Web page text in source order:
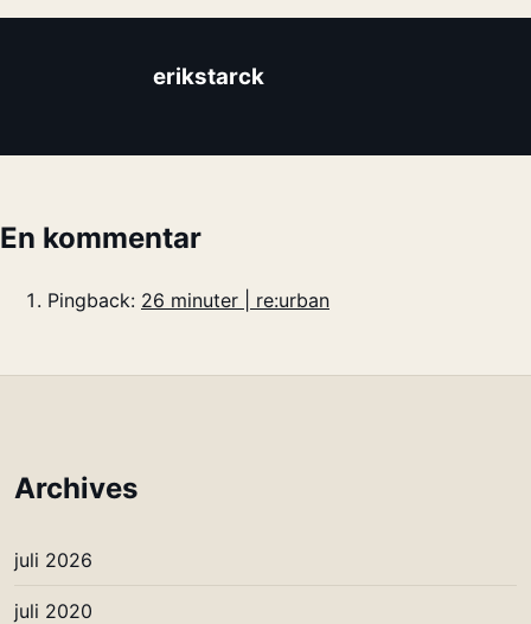
erikstarck
En kommentar
Pingback: 26 minuter | re:urban
Archives
juli 2026
juli 2020